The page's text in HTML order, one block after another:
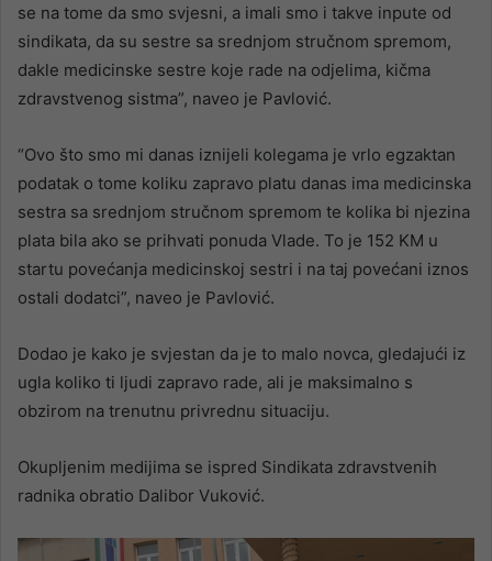
se na tome da smo svjesni, a imali smo i takve inpute od
sindikata, da su sestre sa srednjom stručnom spremom,
dakle medicinske sestre koje rade na odjelima, kičma
zdravstvenog sistma”, naveo je Pavlović.
“Ovo što smo mi danas iznijeli kolegama je vrlo egzaktan
podatak o tome koliku zapravo platu danas ima medicinska
sestra sa srednjom stručnom spremom te kolika bi njezina
plata bila ako se prihvati ponuda Vlade. To je 152 KM u
startu povećanja medicinskoj sestri i na taj povećani iznos
ostali dodatci”, naveo je Pavlović.
Dodao je kako je svjestan da je to malo novca, gledajući iz
ugla koliko ti ljudi zapravo rade, ali je maksimalno s
obzirom na trenutnu privrednu situaciju.
Okupljenim medijima se ispred Sindikata zdravstvenih
radnika obratio Dalibor Vuković.